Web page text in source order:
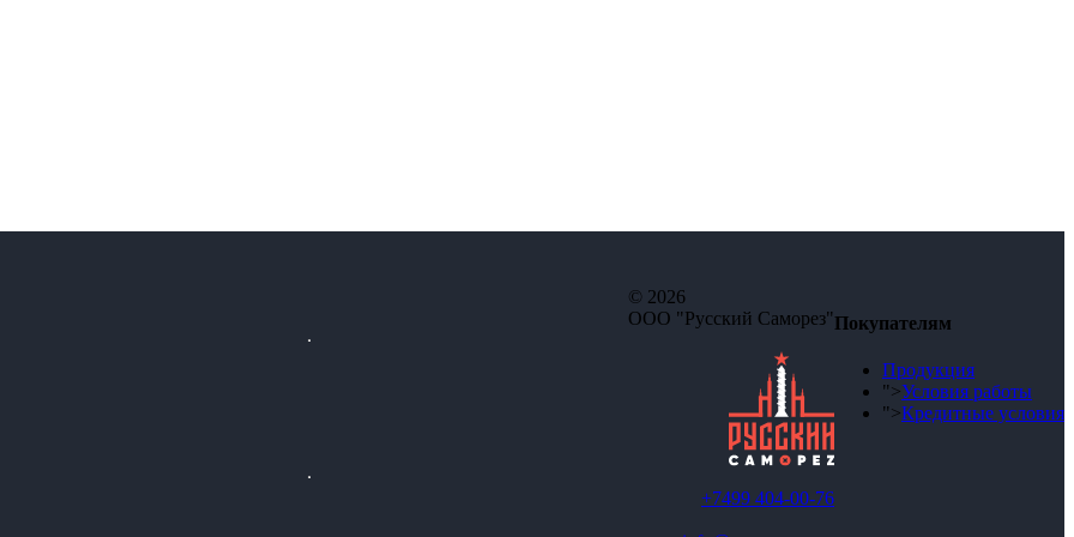
Покупателям
Продукция
">Условия работы
">Кредитные условия
© 2026
ООО "Русский Саморез"
+7499 404-00-76